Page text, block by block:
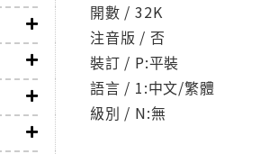
開數 / 32K
注音版 / 否
裝訂 / P:平裝
語言 / 1:中文/繁體
級別 / N:無